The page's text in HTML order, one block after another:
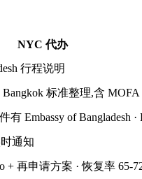
NYC 代办
行程说明
Bangkok 标准整理,含
Embassy of Bangladesh
通知
+ 再申请方案 · 恢复率 65-